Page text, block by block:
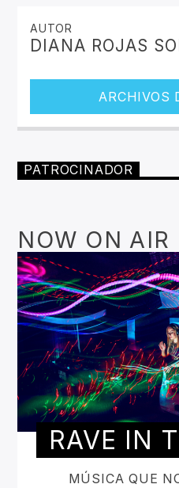
AUTOR
DIANA ROJAS
ARCHIVOS
PATROCINADOR
NOW ON AIR
RAVE IN
MÚSICA QUE